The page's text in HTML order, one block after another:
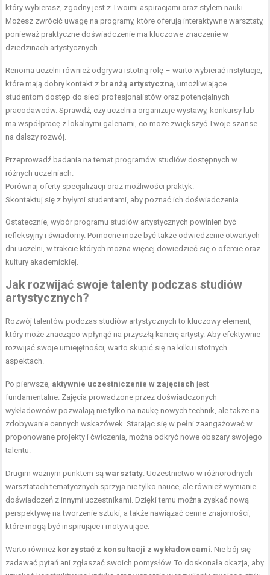
który wybierasz, zgodny jest z Twoimi aspiracjami oraz stylem nauki.
Możesz zwrócić uwagę na programy, które oferują interaktywne warsztaty,
ponieważ praktyczne doświadczenie ma kluczowe znaczenie w
dziedzinach artystycznych.
Renoma uczelni również odgrywa istotną rolę – warto wybierać instytucje,
które mają dobry kontakt z branżą artystyczną, umożliwiające
studentom dostęp do sieci profesjonalistów oraz potencjalnych
pracodawców. Sprawdź, czy uczelnia organizuje wystawy, konkursy lub
ma współpracę z lokalnymi galeriami, co może zwiększyć Twoje szanse
na dalszy rozwój.
Przeprowadź badania na temat programów studiów dostępnych w
różnych uczelniach.
Porównaj oferty specjalizacji oraz możliwości praktyk.
Skontaktuj się z byłymi studentami, aby poznać ich doświadczenia.
Ostatecznie, wybór programu studiów artystycznych powinien być
refleksyjny i świadomy. Pomocne może być także odwiedzenie otwartych
dni uczelni, w trakcie których można więcej dowiedzieć się o ofercie oraz
kultury akademickiej.
Jak rozwijać swoje talenty podczas studiów
artystycznych?
Rozwój talentów podczas studiów artystycznych to kluczowy element,
który może znacząco wpłynąć na przyszłą karierę artysty. Aby efektywnie
rozwijać swoje umiejętności, warto skupić się na kilku istotnych
aspektach.
Po pierwsze, aktywnie uczestniczenie w zajęciach jest
fundamentalne. Zajęcia prowadzone przez doświadczonych
wykładowców pozwalają nie tylko na naukę nowych technik, ale także na
zdobywanie cennych wskazówek. Starając się w pełni zaangażować w
proponowane projekty i ćwiczenia, można odkryć nowe obszary swojego
talentu.
Drugim ważnym punktem sąwarsztaty. Uczestnictwo w różnorodnych
warsztatach tematycznych sprzyja nie tylko nauce, ale również wymianie
doświadczeń z innymi uczestnikami. Dzięki temu można zyskać nową
perspektywę na tworzenie sztuki, a także nawiązać cenne znajomości,
które mogą być inspirujące i motywujące.
Warto również korzystać z konsultacji z wykładowcami. Nie bój się
zadawać pytań ani zgłaszać swoich pomysłów. To doskonała okazja, aby